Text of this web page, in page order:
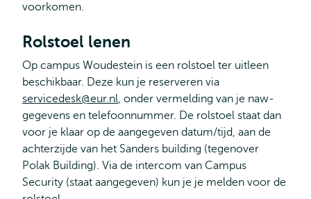
voorkomen.
Rolstoel lenen
Op campus Woudestein is een rolstoel ter uitleen
beschikbaar. Deze kun je reserveren via
servicedesk@eur.nl, onder vermelding van je naw-
gegevens en telefoonnummer. De rolstoel staat dan
voor je klaar op de aangegeven datum/tijd, aan de
achterzijde van het Sanders building (tegenover
Polak Building). Via de intercom van Campus
Security (staat aangegeven) kun je je melden voor de